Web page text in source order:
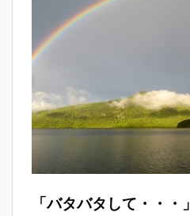
「バタバタして・・・」